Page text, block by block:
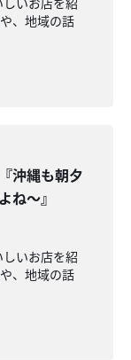
、地域の話
沖縄も朝夕
ね～』
いお店を紹
、地域の話